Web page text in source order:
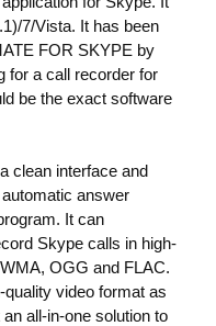
7/Vista. It has been
FOR SKYPE by
for a call recorder for
be the exact software
clean interface and
answer
It can
Skype calls in high-
OGG and FLAC.
video format as
all-in-one solution to